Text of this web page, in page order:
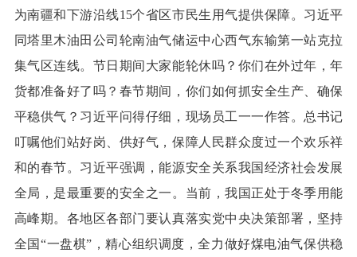
为南疆和下游沿线15个省区市民生用气提供保障。习近平
同塔里木油田公司轮南油气储运中心西气东输第一站克拉
集气区连线。节日期间大家能轮休吗？你们在外过年，年
货都准备好了吗？春节期间，你们如何抓安全生产、确保
平稳供气？习近平问得仔细，现场员工一一作答。总书记
叮嘱他们站好岗、供好气，保障人民群众度过一个欢乐祥
和的春节。习近平强调，能源安全关系我国经济社会发展
全局，是最重要的安全之一。当前，我国正处于冬季用能
高峰期。各地区各部门要认真落实党中央决策部署，坚持
全国“一盘棋”，精心组织调度，全力做好煤电油气保供稳